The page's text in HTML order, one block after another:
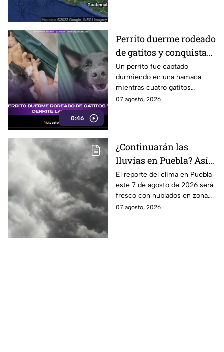
0:46
Perrito duerme rodeado
de gatitos y conquista
las redes
Un perrito fue captado
durmiendo en una hamaca
mientras cuatro gatitos
descansaban abrazados y
07 agosto, 2026
¿Continuarán las
lluvias en Puebla? Así
el clima este 7 de
agosto de 2026
El reporte del clima en Puebla
este 7 de agosto de 2026 será
fresco con nublados en zona
centro y norte, mientras que al
07 agosto, 2026